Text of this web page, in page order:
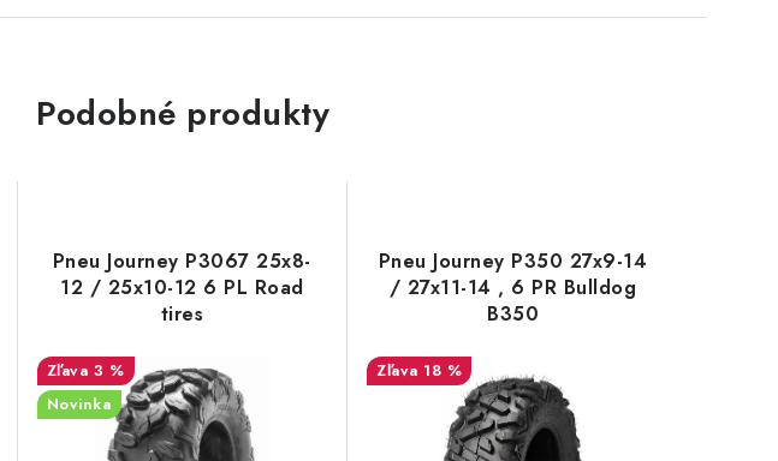
Podobné produkty
Pneu Journey P3067 25x8-
12 / 25x10-12 6 PL Road
tires
3 %
Novinka
Pneu Journey P350 27x9-14
/ 27x11-14 , 6 PR Bulldog
B350
18 %